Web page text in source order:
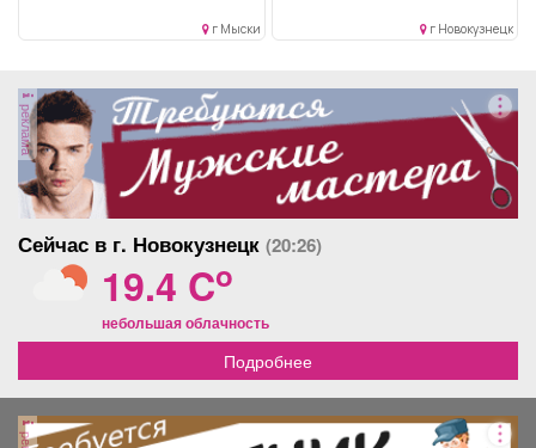
г Мыски г Новокузнецк
реклама
Сейчас в г. Новокузнецк (20:26)
19.4 Co
небольшая облачность
Подробнее